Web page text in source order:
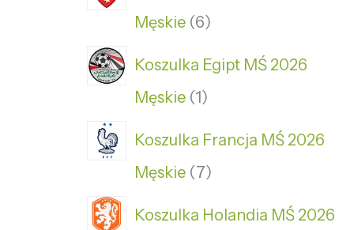
Męskie 6
Koszulka Egipt MŚ 2026
Męskie 1
Koszulka Francja MŚ 2026
Męskie 7
Koszulka Holandia MŚ 2026